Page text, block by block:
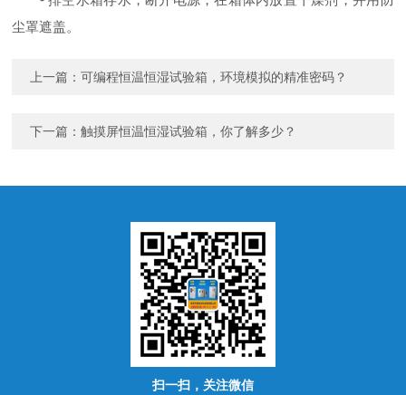
尘罩遮盖。
上一篇：可编程恒温恒湿试验箱，环境模拟的精准密码？
下一篇：触摸屏恒温恒湿试验箱，你了解多少？
扫一扫，关注微信